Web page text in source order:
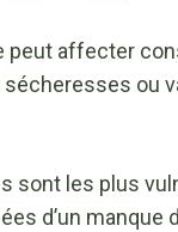
peut affecter
ou
sont les plus
d’un